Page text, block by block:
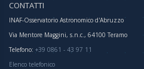
CONTATTI
INAF-Osservatorio Astronomico d'Abruzzo
Via Mentore Maggini, s.n.c., 64100 Teramo
Telefono: +39 0861 - 43 97 11
Elenco telefonico